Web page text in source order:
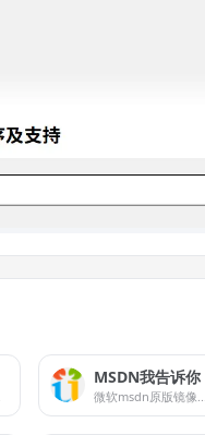
MSDN我告诉你
微软msdn原版镜像下载